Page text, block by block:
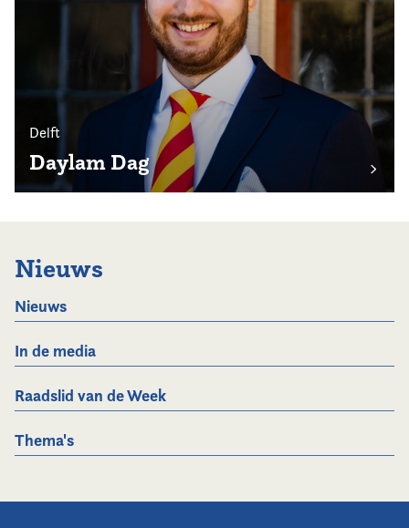
Delft
Daylam Dag
Nieuws
Nieuws
In de media
Raadslid van de Week
Thema's